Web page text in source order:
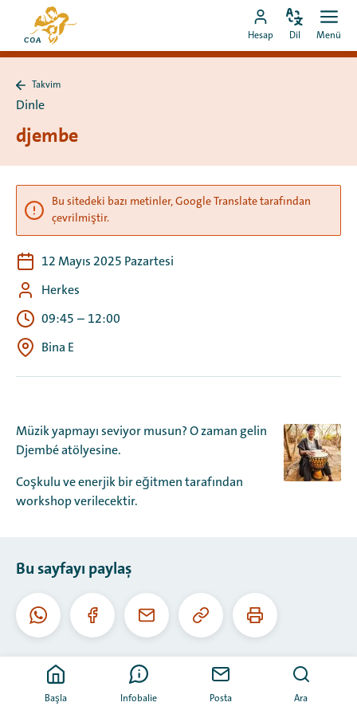
Doğrudan
içeriğe
git
MyCOA
ana
sayfasına
MyCOA
hesabına
Hesap
Dili
Dil
Aç
Menü
Başla Infobalie Posta Ara
sayfasına
dön
Takvim
Dinle
djembe
Bu sitedeki bazı metinler, Google Translate tarafından
çevrilmiştir.
12 Mayıs 2025 Pazartesi
Herkes
09:45 – 12:00
Bina E
Müzik yapmayı seviyor musun? O zaman gelin
Djembé atölyesine.
Coşkulu ve enerjik bir eğitmen tarafından
workshop verilecektir.
Bu sayfayı paylaş
WhatsappFacebookE-
Bu
URL'yi
Bu
sayfayı